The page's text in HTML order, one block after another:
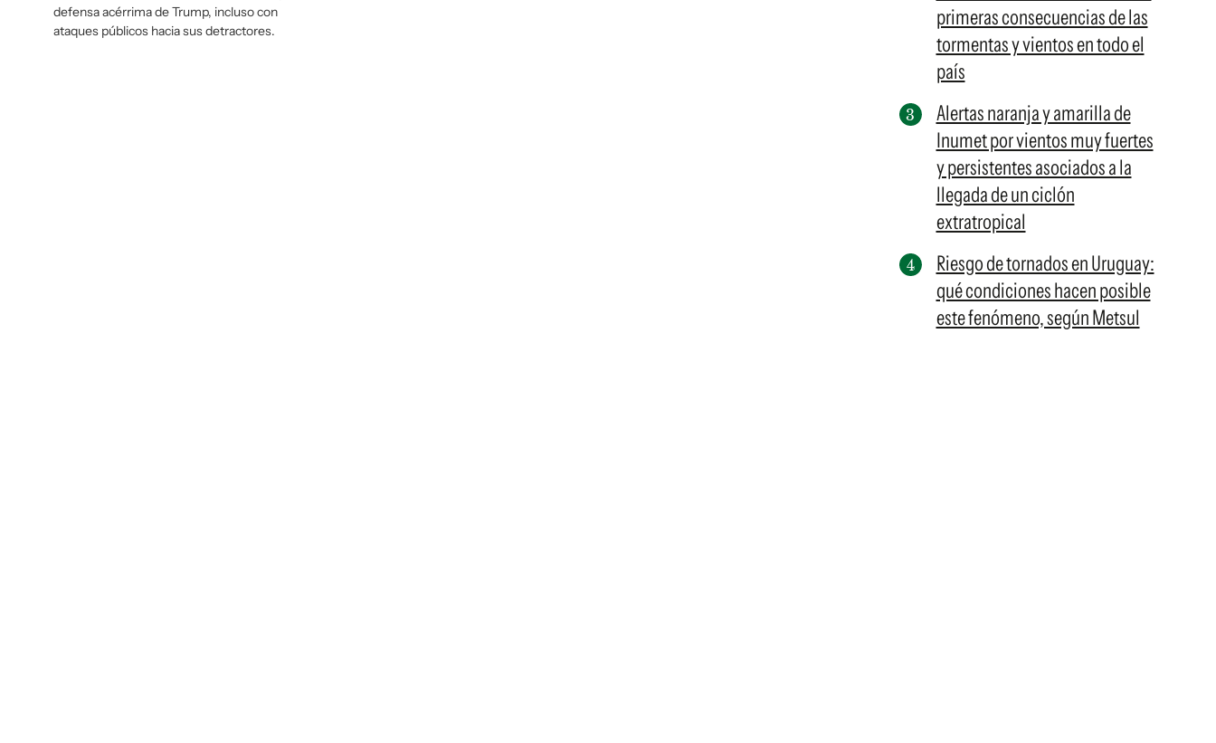
defensa acérrima de Trump, incluso con
ataques públicos hacia sus detractores.
primeras consecuencias de las
tormentas y vientos en todo el
país
Alertas naranja y amarilla de
Inumet por vientos muy fuertes
y persistentes asociados a la
llegada de un ciclón
extratropical
Riesgo de tornados en Uruguay:
qué condiciones hacen posible
este fenómeno, según Metsul